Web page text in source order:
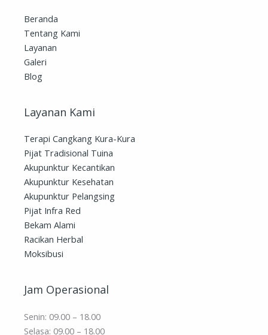
Beranda
Tentang Kami
Layanan
Galeri
Blog
Layanan Kami
Terapi Cangkang Kura-Kura
Pijat Tradisional Tuina
Akupunktur Kecantikan
Akupunktur Kesehatan
Akupunktur Pelangsing
Pijat Infra Red
Bekam Alami
Racikan Herbal
Moksibusi
Jam Operasional
Senin: 09.00 – 18.00
Selasa: 09.00 – 18.00